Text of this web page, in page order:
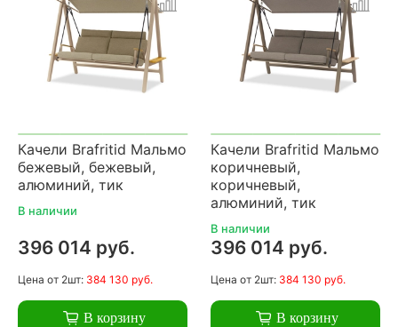
Качели Brafritid Мальмо
бежевый, бежевый,
алюминий, тик
В наличии
396 014 руб.
Цена от 2шт: 384 130 руб.
В корзину
Качели Brafritid Мальмо
коричневый,
коричневый,
алюминий, тик
В наличии
396 014 руб.
Цена от 2шт: 384 130 руб.
В корзину